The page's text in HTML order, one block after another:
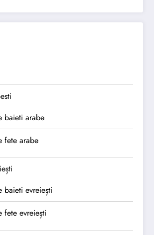
baieti arabe
fete arabe
baieti evreiești
fete evreiești